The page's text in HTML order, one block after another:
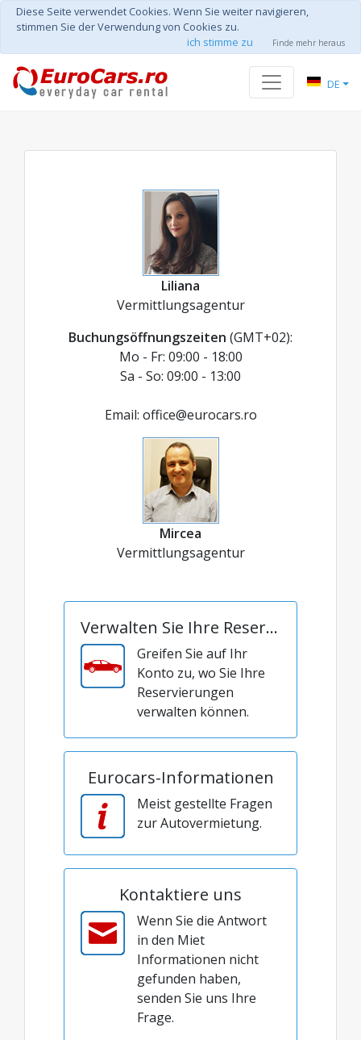
Diese Seite verwendet Cookies. Wenn Sie weiter navigieren,
stimmen Sie der Verwendung von Cookies zu.
ich stimme zu
Finde mehr heraus
DE
Liliana
Vermittlungsagentur
Buchungsöffnungszeiten (GMT+02):
Mo - Fr: 09:00 - 18:00
Sa - So: 09:00 - 13:00
Email: office@eurocars.ro
Mircea
Vermittlungsagentur
Verwalten Sie Ihre Reservierung
Greifen Sie auf Ihr
Konto zu, wo Sie Ihre
Reservierungen
verwalten können.
Eurocars-Informationen
Meist gestellte Fragen
zur Autovermietung.
Kontaktiere uns
Wenn Sie die Antwort
in den Miet
Informationen nicht
gefunden haben,
senden Sie uns Ihre
Frage.